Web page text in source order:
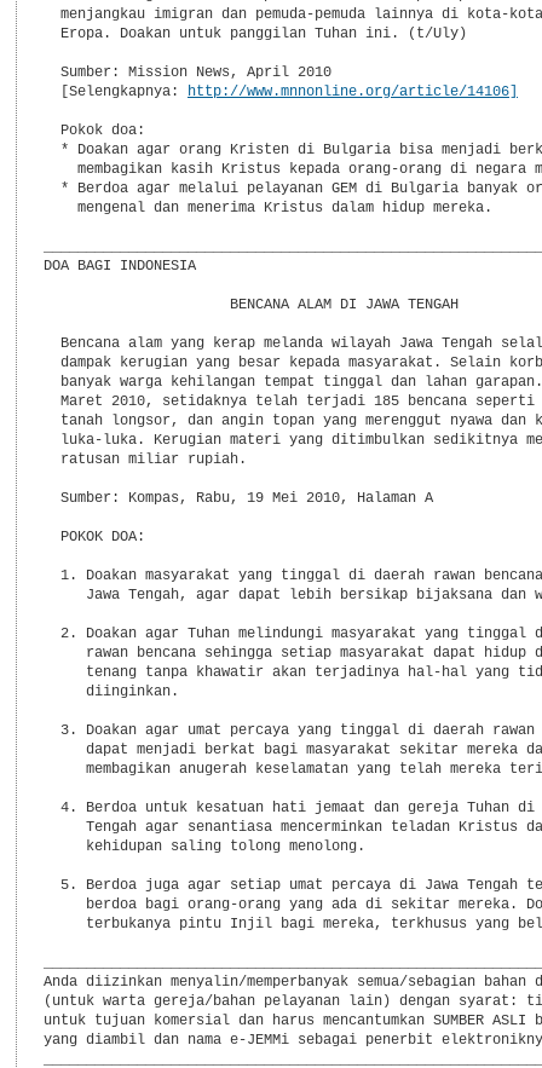
menjangkau imigran dan pemuda-pemuda lainnya di kota-
  Eropa. Doakan untuk panggilan Tuhan ini. (t/Uly)
  Sumber: Mission News, April 2010
  [Selengkapnya:
http://www.mnnonline.org/article/14106]
  Pokok doa:
* Doakan agar orang Kristen di Bulgaria bisa menjadi
membagikan kasih Kristus kepada orang-orang di negara
* Berdoa agar melalui pelayanan GEM di Bulgaria banyak
    mengenal dan menerima Kristus dalam hidup mereka.
DOA BAGI INDONESIA
                      BENCANA ALAM DI JAWA TENGAH
Bencana alam yang kerap melanda wilayah Jawa Tengah
dampak kerugian yang besar kepada masyarakat. Selain
banyak warga kehilangan tempat tinggal dan lahan
Maret 2010, setidaknya telah terjadi 185 bencana seperti
tanah longsor, dan angin topan yang merenggut nyawa dan
luka-luka. Kerugian materi yang ditimbulkan sedikitnya
  ratusan miliar rupiah.
  Sumber: Kompas, Rabu, 19 Mei 2010, Halaman A
  POKOK DOA:
1. Doakan masyarakat yang tinggal di daerah rawan
Jawa Tengah, agar dapat lebih bersikap bijaksana dan
2. Doakan agar Tuhan melindungi masyarakat yang tinggal
rawan bencana sehingga setiap masyarakat dapat hidup
tenang tanpa khawatir akan terjadinya hal-hal yang
     diinginkan.
3. Doakan agar umat percaya yang tinggal di daerah rawan
dapat menjadi berkat bagi masyarakat sekitar mereka
membagikan anugerah keselamatan yang telah mereka
4. Berdoa untuk kesatuan hati jemaat dan gereja Tuhan di
Tengah agar senantiasa mencerminkan teladan Kristus
     kehidupan saling tolong menolong.
5. Berdoa juga agar setiap umat percaya di Jawa Tengah
berdoa bagi orang-orang yang ada di sekitar mereka.
terbukanya pintu Injil bagi mereka, terkhusus yang
Anda diizinkan menyalin/memperbanyak semua/sebagian bahan
(untuk warta gereja/bahan pelayanan lain) dengan syarat:
untuk tujuan komersial dan harus mencantumkan SUMBER ASLI
yang diambil dan nama e-JEMMi sebagai penerbit